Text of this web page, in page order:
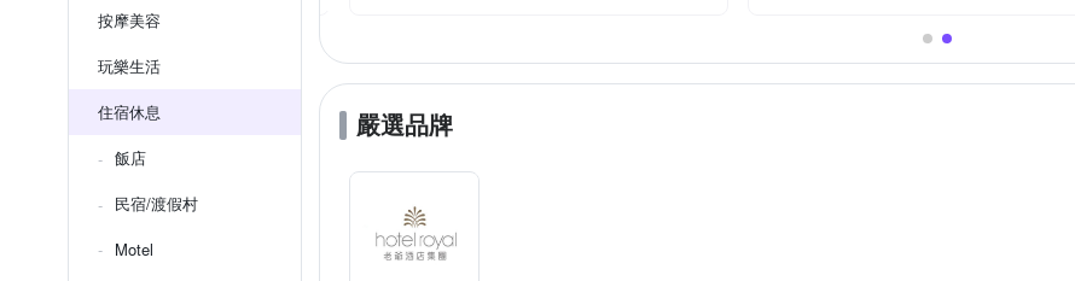
按摩美容
玩樂生活
住宿休息
飯店
民宿/渡假村
Motel
嚴選品牌